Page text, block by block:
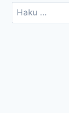
Haku: